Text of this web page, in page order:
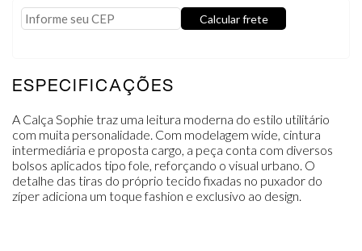
Calcular frete
ESPECIFICAÇÕES
A Calça Sophie traz uma leitura moderna do estilo utilitário
com muita personalidade. Com modelagem wide, cintura
intermediária e proposta cargo, a peça conta com diversos
bolsos aplicados tipo fole, reforçando o visual urbano. O
detalhe das tiras do próprio tecido fixadas no puxador do
zíper adiciona um toque fashion e exclusivo ao design.